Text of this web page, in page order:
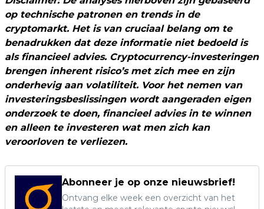
op technische patronen en trends in de
cryptomarkt. Het is van cruciaal belang om te
benadrukken dat deze informatie niet bedoeld is
als financieel advies. Cryptocurrency-investeringen
brengen inherent risico’s met zich mee en zijn
onderhevig aan volatiliteit. Voor het nemen van
investeringsbeslissingen wordt aangeraden eigen
onderzoek te doen, financieel advies in te winnen
en alleen te investeren wat men zich kan
veroorloven te verliezen.
Abonneer je op onze nieuwsbrief!
Ontvang elke week een overzicht van het